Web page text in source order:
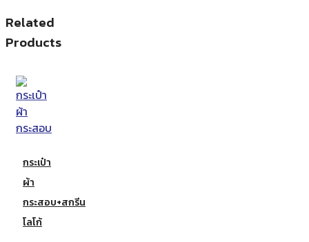
Related
Products
กระเป๋า
ผ้า
กระสอบ+สกรีน
โลโก้